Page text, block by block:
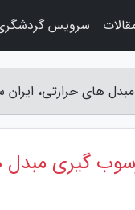
مبدل های حرارتی،
رسوب گیری
سرویس